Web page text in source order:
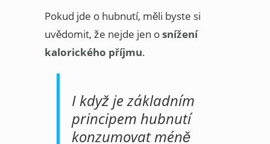
Pokud jde o hubnutí, měli byste si
uvědomit, že nejde jen osnížení
kalorického příjmu.
I když je základním
principem hubnutí
konzumovat méně